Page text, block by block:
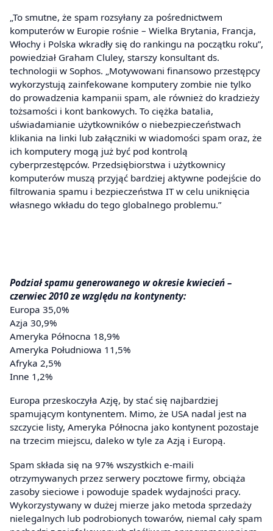
„To smutne, że spam rozsyłany za pośrednictwem
komputerów w Europie rośnie – Wielka Brytania, Francja,
Włochy i Polska wkradły się do rankingu na początku roku”,
powiedział Graham Cluley, starszy konsultant ds.
technologii w Sophos. „Motywowani finansowo przestępcy
wykorzystują zainfekowane komputery zombie nie tylko
do prowadzenia kampanii spam, ale również do kradzieży
tożsamości i kont bankowych. To ciężka batalia,
uświadamianie użytkowników o niebezpieczeństwach
klikania na linki lub załączniki w wiadomości spam oraz, że
ich komputery mogą już być pod kontrolą
cyberprzestępców. Przedsiębiorstwa i użytkownicy
komputerów muszą przyjąć bardziej aktywne podejście do
filtrowania spamu i bezpieczeństwa IT w celu uniknięcia
własnego wkładu do tego globalnego problemu.”
Podział spamu generowanego w okresie kwiecień –
czerwiec 2010 ze względu na kontynenty:
Europa 35,0%
Azja 30,9%
Ameryka Północna 18,9%
Ameryka Południowa 11,5%
Afryka 2,5%
Inne 1,2%
Europa przeskoczyła Azję, by stać się najbardziej
spamującym kontynentem. Mimo, że USA nadal jest na
szczycie listy, Ameryka Północna jako kontynent pozostaje
na trzecim miejscu, daleko w tyle za Azją i Europą.
Spam składa się na 97% wszystkich e-maili
otrzymywanych przez serwery pocztowe firmy, obciąża
zasoby sieciowe i powoduje spadek wydajności pracy.
Wykorzystywany w dużej mierze jako metoda sprzedaży
nielegalnych lub podrobionych towarów, niemal cały spam